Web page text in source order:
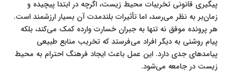
پیگیری قانونی تخریبات محیط زیست، اگرچه در ابتدا پیچیده و
زمان‌بر به نظر می‌رسد، اما تأثیرات بلندمدت آن بسیار ارزشمند است.
هر پرونده موفق نه تنها به جبران خسارت وارده کمک می‌کند، بلکه
پیام روشنی به دیگر افراد می‌فرستد که تخریب منابع طبیعی
پیامدهای جدی دارد. این عمل باعث ایجاد فرهنگ احترام به محیط
زیست در جامعه می‌شود.